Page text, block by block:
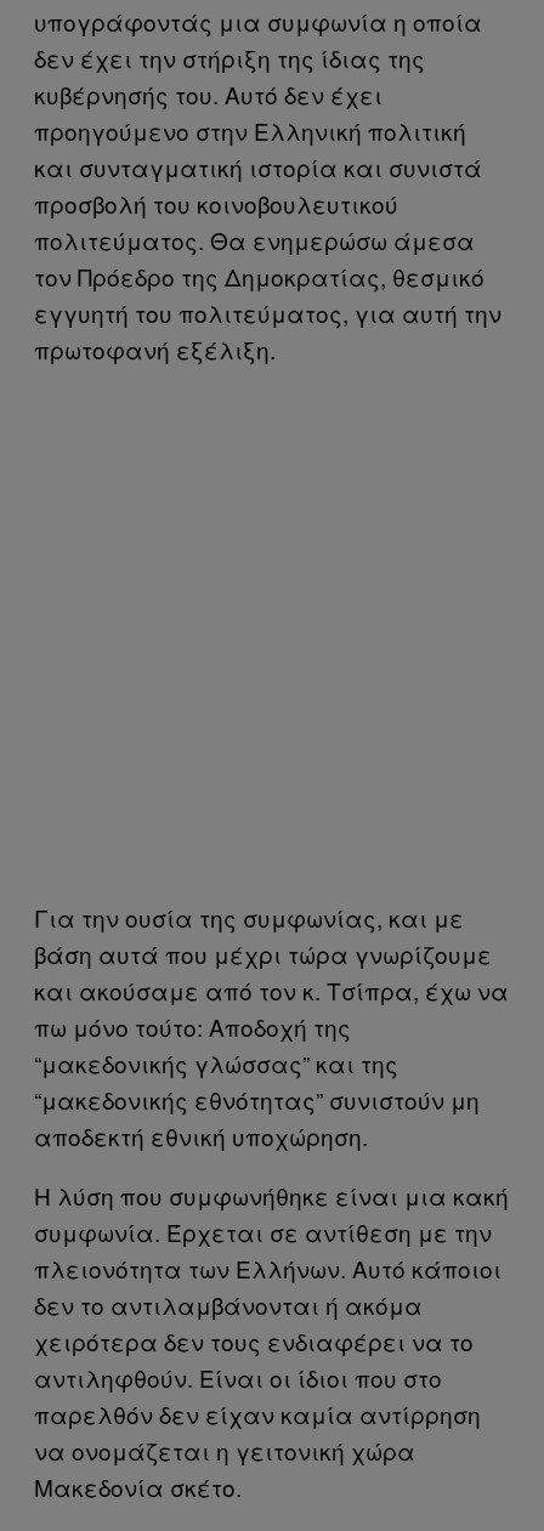
υπογράφοντάς μια συμφωνία η οποία
δεν έχει την στήριξη της ίδιας της
κυβέρνησής του. Αυτό δεν έχει
προηγούμενο στην Ελληνική πολιτική
και συνταγματική ιστορία και συνιστά
προσβολή του κοινοβουλευτικού
πολιτεύματος. Θα ενημερώσω άμεσα
τον Πρόεδρο της Δημοκρατίας, θεσμικό
εγγυητή του πολιτεύματος, για αυτή την
πρωτοφανή εξέλιξη.
Για την ουσία της συμφωνίας, και με
βάση αυτά που μέχρι τώρα γνωρίζουμε
και ακούσαμε από τον κ. Τσίπρα, έχω να
πω μόνο τούτο: Αποδοχή της
“μακεδονικής γλώσσας” και της
“μακεδονικής εθνότητας” συνιστούν μη
αποδεκτή εθνική υποχώρηση.
Η λύση που συμφωνήθηκε είναι μια κακή
συμφωνία. Έρχεται σε αντίθεση με την
πλειονότητα των Ελλήνων. Αυτό κάποιοι
δεν το αντιλαμβάνονται ή ακόμα
χειρότερα δεν τους ενδιαφέρει να το
αντιληφθούν. Είναι οι ίδιοι που στο
παρελθόν δεν είχαν καμία αντίρρηση
να ονομάζεται η γειτονική χώρα
Μακεδονία σκέτο.